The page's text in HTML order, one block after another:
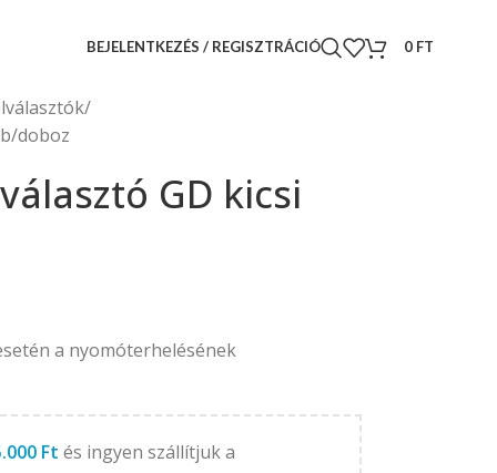
BEJELENTKEZÉS / REGISZTRÁCIÓ 0 FT
doboz
GD kicsi
a nyomóterhelésének
Ft és ingyen szállítjuk a